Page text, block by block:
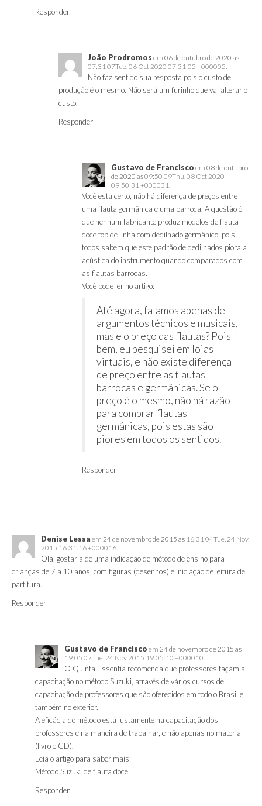
Responder
João Prodromos em 06 de outubro de 2020 as
07:31 07Tue, 06 Oct 2020 07:31:05 +000005.
Não faz sentido sua resposta pois o custo de
produção é o mesmo. Não será um furinho que vai alterar o
custo.
Responder
Gustavo de Francisco em 08 de outubro
de 2020 as09:50 09Thu, 08 Oct 2020
09:50:31 +000031.
Você está certo, não há diferença de preços entre
uma flauta germânica e uma barroca. A questão é
que nenhum fabricante produz modelos de flauta
doce top de linha com dedilhado germânico, pois
todos sabem que este padrão de dedilhados piora a
acústica do instrumento quando comparados com
as flautas barrocas.
Você pode ler no artigo:
Até agora, falamos apenas de
argumentos técnicos e musicais,
mas e o preço das flautas? Pois
bem, eu pesquisei em lojas
virtuais, e não existe diferença
de preço entre as flautas
barrocas e germânicas. Se o
preço é o mesmo, não há razão
para comprar flautas
germânicas, pois estas são
piores em todos os sentidos.
Responder
Denise Lessa em 24 de novembro de 2015 as 16:31 04Tue, 24 Nov
2015 16:31:16 +000016.
Ola, gostaria de uma indicação de método de ensino para
crianças de 7 a 10 anos, com figuras (desenhos) e iniciação de leitura de
partitura.
Responder
Gustavo de Francisco em 24 de novembro de 2015 as
19:05 07Tue, 24 Nov 2015 19:05:10 +000010.
O Quinta Essentia recomenda que professores façam a
capacitação no método Suzuki, através de vários cursos de
capacitação de professores que são oferecidos em todo o Brasil e
também no exterior.
A eficácia do método está justamente na capacitação dos
professores e na maneira de trabalhar, e não apenas no material
(livro e CD).
Leia o artigo para saber mais:
Método Suzuki de flauta doce
Responder